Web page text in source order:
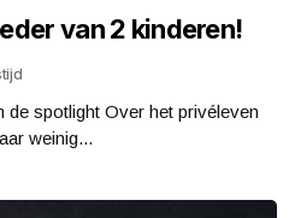
van 2 kinderen!
de spotlight Over het privéleven
weinig...